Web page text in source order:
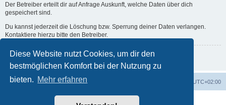
Diese Website nutzt Cookies, um dir den
bestmöglichen Komfort bei der Nutzung zu
bieten. Mehr erfahren
Der Betreiber erteilt dir auf Anfrage Auskunft, welche Daten über dich
gespeichert sind.
Du kannst jederzeit die Löschung bzw. Sperrung deiner Daten verlangen.
Kontaktiere hierzu bitte den Betreiber.
Zurück zur vorherigen Seite
erps.de Foren-Übersicht UTC+02:00